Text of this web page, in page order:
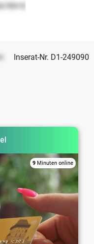
Inserat-Nr. D1-249090
9 Minuten online